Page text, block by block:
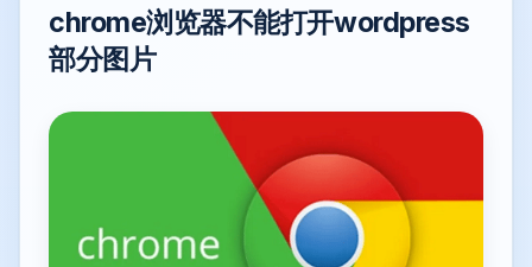
chrome浏览器不能打开wordpress
部分图片